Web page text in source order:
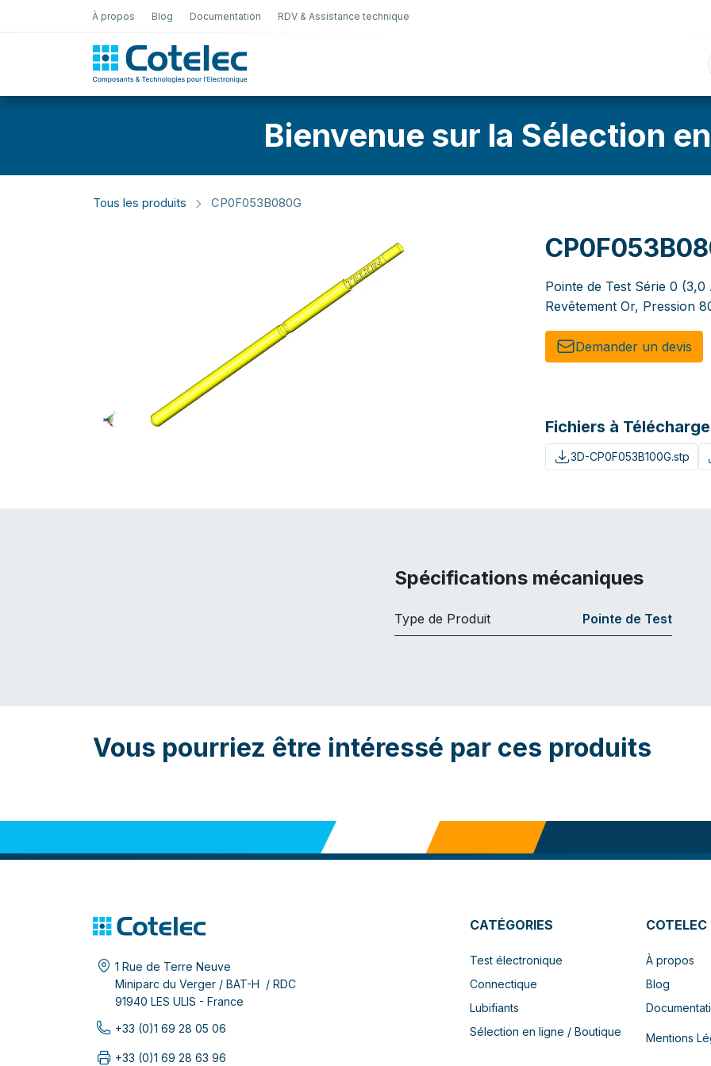
À propos Blog Documentation RDV & Assistance technique
Sélection en
Bienvenue sur la Sélection
Tous les produits CP0F053B080G
Pointe de Test Série 0
Revêtement Or, Pression
Demander un de​​vis​​
Fichiers à
3D-CP0F053B100G.stp
Spécifications mécaniques
Type de Produit Pointe de Test
Vous pourriez être intéressé par ces produits
1 Rue de Terre Neuve
Miniparc du Verger / BAT-H / RDC
91940 LES ULIS - France
+33 (0)1 69 28 05 06
+33 (0)1 69 28 63 96
CATÉGORIES
Test électronique
Connectique
Lubifiants
Sélection en ligne / Boutique
COTELEC
À propos
Blog
Mentions